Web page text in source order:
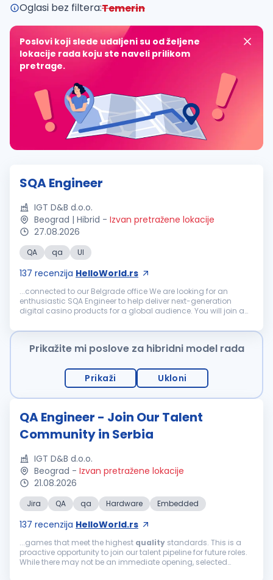
Oglasi bez filtera:Temerin
Poslovi koji slede udaljeni su od željene
lokacije rada koju ste naveli prilikom
pretrage.
SQA Engineer
IGT D&B d.o.o.
Beograd | Hibrid - Izvan pretražene lokacije
27.08.2026
QA qa UI
137 recenzija HelloWorld.rs
...connected to our Belgrade office We are looking for an
enthusiastic SQA Engineer to help deliver next-generation
digital casino products for a global audience. You will join a
highestquality...
Prikažite mi poslove za hibridni model rada
Prikaži Ukloni
QA Engineer - Join Our Talent
Community in Serbia
IGT D&B d.o.o.
Beograd - Izvan pretražene lokacije
21.08.2026
Jira QA qa Hardware Embedded
137 recenzija HelloWorld.rs
...games that meet the highest quality standards. This is a
proactive opportunity to join our talent pipeline for future roles.
While there may not be an immediate opening, selected